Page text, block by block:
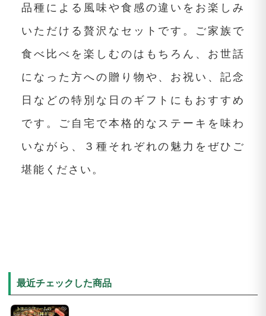
品種による風味や食感の違いをお楽しみ
いただける贅沢なセットです。ご家族で
食べ比べを楽しむのはもちろん、お世話
になった方への贈り物や、お祝い、記念
日などの特別な日のギフトにもおすすめ
です。ご自宅で本格的なステーキを味わ
いながら、３種それぞれの魅力をぜひご
堪能ください。
最近チェックした商品